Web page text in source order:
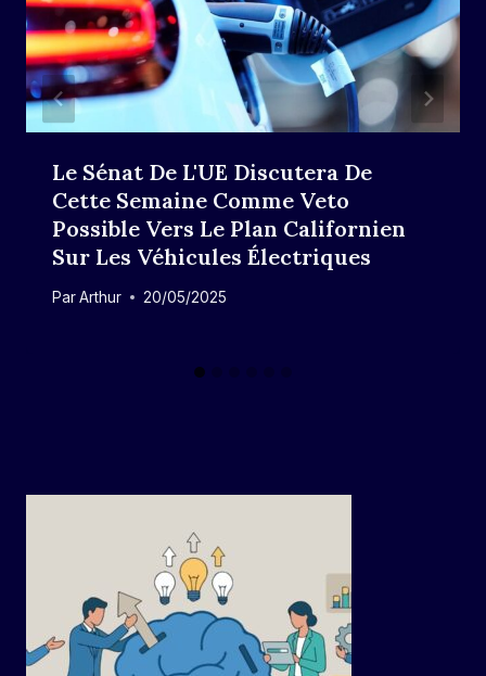
Le Sénat De L'UE Discutera De
Cette Semaine Comme Veto
Possible Vers Le Plan Californien
Sur Les Véhicules Électriques
ParArthur 20/05/2025